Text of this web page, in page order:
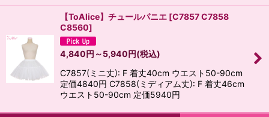
【ToAlice】チュールパニエ [C7857 C7858
C8560]
4,840円 ～5,940円(税込)
C7857(ミニ丈): F 着丈40cm ウエスト50-90cm
定価4840円 C7858(ミディアム丈): F 着丈46cm
ウエスト50-90cm 定価5940円